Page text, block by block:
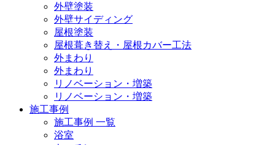
外壁塗装
外壁サイディング
屋根塗装
屋根葺き替え・屋根カバー工法
外まわり
外まわり
リノベーション・増築
リノベーション・増築
施工事例
施工事例 一覧
浴室